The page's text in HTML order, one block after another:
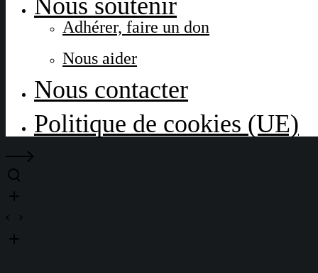
Nous soutenir
Adhérer, faire un don
Nous aider
Nous contacter
Politique de cookies (UE)